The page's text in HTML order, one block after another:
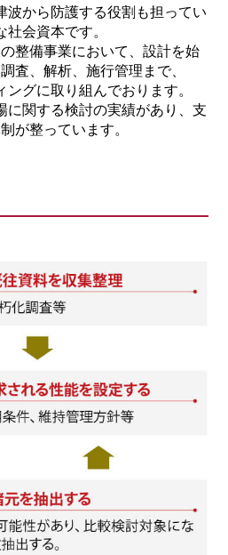
波から防護する役割も担ってい
社会資本です。
整備事業において、設計を始
査、解析、施行管理まで、
グに取り組んでおります。
に関する検討の実績があり、支
が整っています。